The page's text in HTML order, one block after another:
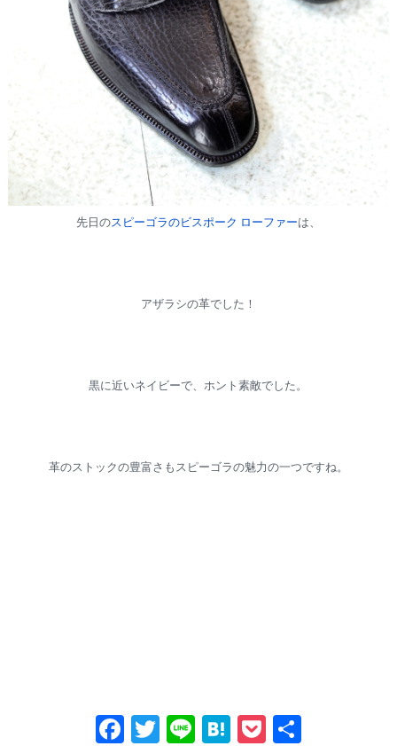
先日のスピーゴラのビスポーク ローファーは、
アザラシの革でした！
黒に近いネイビーで、ホント素敵でした。
革のストックの豊富さもスピーゴラの魅力の一つですね。
Fa T
Li
H
P